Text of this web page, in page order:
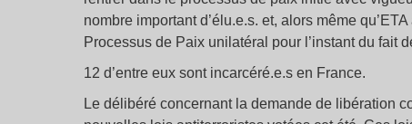
nombre important d’élu.e.s. et, alors même
Processus de Paix unilatéral pour l’instant du fait
12 d’entre eux sont incarcéré.e.s en France.
Le délibéré concernant la demande de libération